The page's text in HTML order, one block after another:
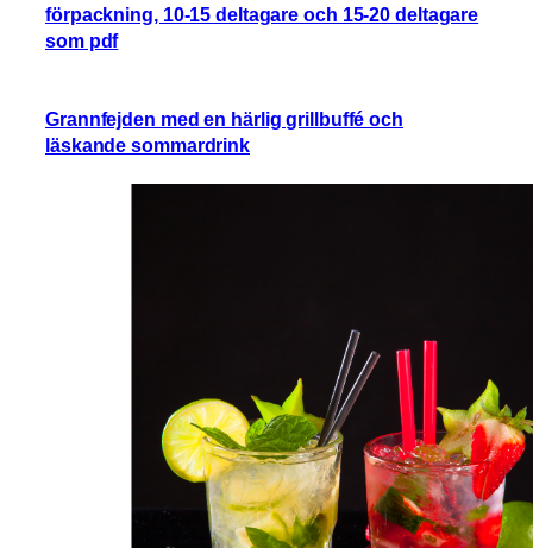
förpackning, 10-15 deltagare och 15-20 deltagare
som pdf
Grannfejden med en härlig grillbuffé och
läskande sommardrink